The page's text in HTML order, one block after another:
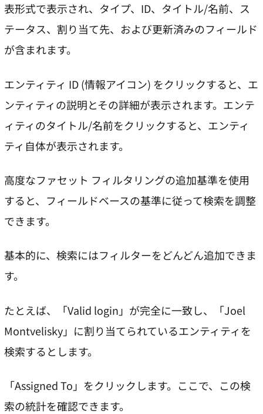
表形式で表示され、タイプ、ID、タイトル/名前、ス
テータス、割り当て先、および更新済みのフィールド
が含まれます。
エンティティ ID (情報アイコン) をクリックすると、エ
ンティティの説明とその詳細が表示されます。エンテ
ィティのタイトル/名前をクリックすると、エンティ
ティ自体が表示されます。
高度なファセット フィルタリングの追加基準を使用
すると、フィールドベースの基準に従って検索を調整
できます。
基本的に、検索にはフィルターをどんどん追加できま
す。
たとえば、「Valid login」が完全に一致し、「Joel
Montvelisky」に割り当てられているエンティティを
検索するとします。
「Assigned To」をクリックします。ここで、この検
索の統計を確認できます。